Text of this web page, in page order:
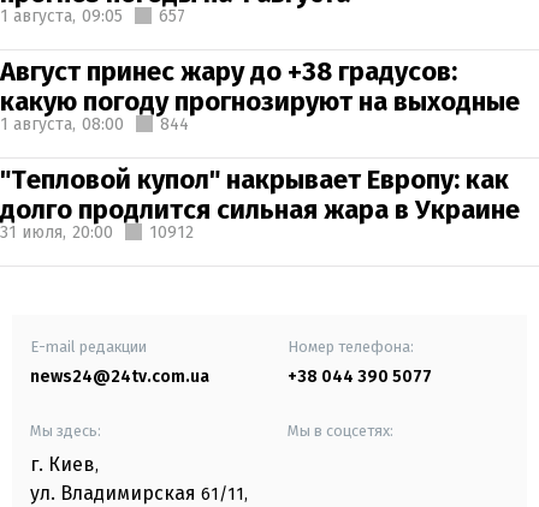
1 августа, 09:05 657
Август принес жару до +38 градусов:
какую погоду прогнозируют на выходные
1 августа, 08:00 844
"Тепловой купол" накрывает Европу: как
долго продлится сильная жара в Украине
31 июля, 20:00 10912
E-mail редакции
news24@24tv.com.ua
Номер телефона:
+38 044 390 5077
Мы здесь:
г. Киев,
ул. Владимирская 61/11,
Мы в соцсетях: